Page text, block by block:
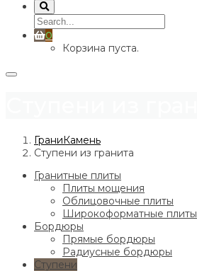
0
Корзина пуста.
ГраниКамень
Ступени из гранита
Гранитные плиты
Плиты мощения
Облицовочные плиты
Широкоформатные плиты
Бордюры
Прямые бордюры
Радиусные бордюры
Ступени